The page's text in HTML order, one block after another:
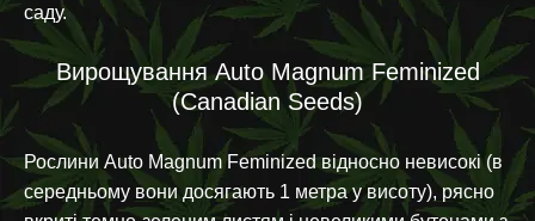
саду.
Вирощування Auto Magnum Feminized
(Canadian Seeds)
Рослини Auto Magnum Feminized відносно невисокі (в
середньому вони досягають 1 метра у висоту), рясно